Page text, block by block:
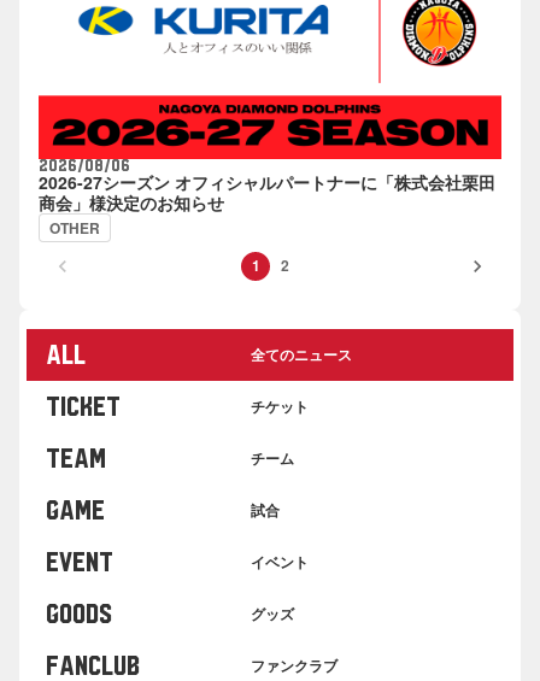
2026/08/06
2026-27シーズン オフィシャルパートナーに「株式会社栗田
商会」様決定のお知らせ
OTHER
keyboard_arrow_left 1 2 keyboard_arrow_right
ALL 全てのニュース
TICKET チケット
TEAM チーム
GAME 試合
EVENT イベント
GOODS グッズ
FANCLUB ファンクラブ